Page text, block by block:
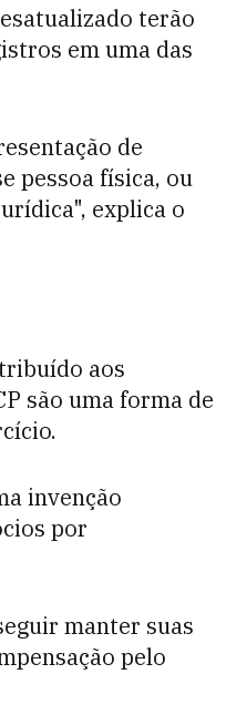
terão
em uma das
de
pessoa física, ou
explica o
aos
são uma forma de
invenção
por
manter suas
pelo